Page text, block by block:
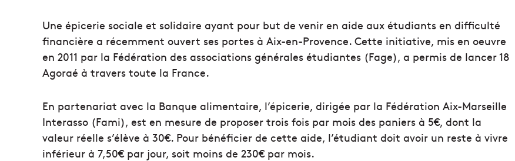
Une épicerie sociale et solidaire ayant pour but de venir en aide aux étudiants en difficulté
financière a récemment ouvert ses portes à Aix-en-Provence. Cette initiative, mis en oeuvre
en 2011 par la Fédération des associations générales étudiantes (Fage), a permis de lancer 18
Agoraé à travers toute la France.
En partenariat avec la Banque alimentaire, l’épicerie, dirigée par la Fédération Aix-Marseille
Interasso (Fami), est en mesure de proposer trois fois par mois des paniers à 5€, dont la
valeur réelle s’élève à 30€. Pour bénéficier de cette aide, l’étudiant doit avoir un reste à vivre
inférieur à 7,50€ par jour, soit moins de 230€ par mois.